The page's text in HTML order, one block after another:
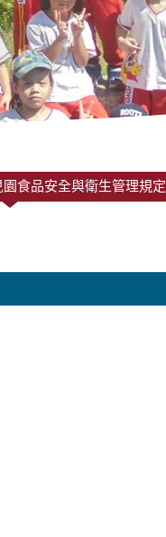
食品安全與衛生管理規定